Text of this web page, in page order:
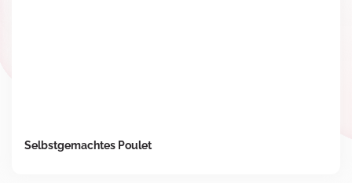
Selbstgemachtes Poulet